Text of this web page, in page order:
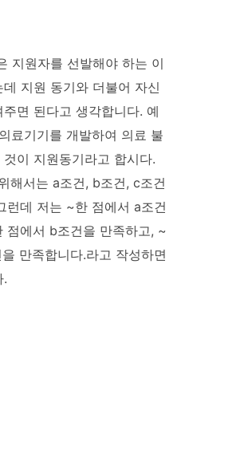
지원자를 선발해야 하는 이
지원 동기와 더불어 자신
면 된다고 생각합니다. 예
료기기를 개발하여 의료 불
이 지원동기라고 합시다.
해서는 a조건, b조건, c조건
런데 저는 ~한 점에서 a조건
점에서 b조건을 만족하고, ~
만족합니다.라고 작성하면
.